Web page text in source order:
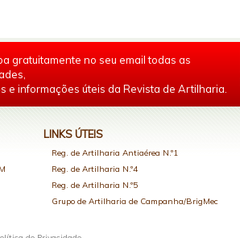
gratuitamente no seu email todas as
e informações úteis da Revista de Artilharia.
LINKS ÚTEIS
Reg. de Artilharia Antiaérea N.º1
Reg. de Artilharia N.º4
Reg. de Artilharia N.º5
Grupo de Artilharia de Campanha/BrigMec